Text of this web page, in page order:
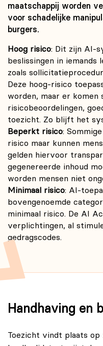
maatschappij worden
voor schadelijke
burgers.
Hoog risico: Dit zijn AI-
beslissingen in iemands
zoals
Deze hoog-risico
worden, maar er komen
risicobeoordelingen,
toezicht. Zo blijft het
Beperkt risico:
risico maar kunnen
gelden hiervoor
gegenereerde inhoud
worden mensen niet
Minimaal risico: AI-
bovengenoemde
minimaal risico. De AI
verplichtingen, al
gedragscodes.
Handhaving en
Toezicht vindt plaats op